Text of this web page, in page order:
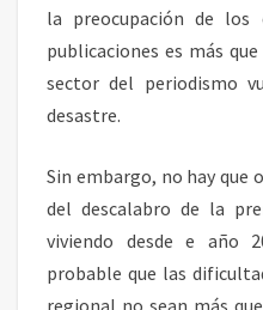
la preocupación de los
publicaciones es más
sector del periodismo
desastre.
Sin embargo, no hay que
del descalabro de la
viviendo desde e año
probable que las